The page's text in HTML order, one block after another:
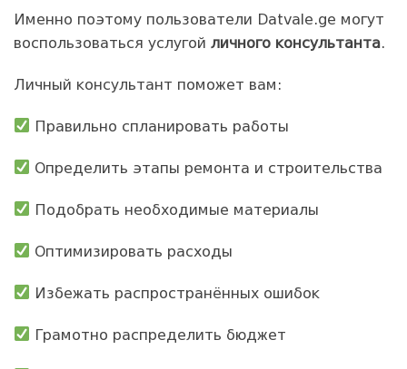
Именно поэтому пользователи Datvale.ge могут
воспользоваться услугой личного консультанта.
Личный консультант поможет вам:
Правильно спланировать работы
Определить этапы ремонта и строительства
Подобрать необходимые материалы
Оптимизировать расходы
Избежать распространённых ошибок
Грамотно распределить бюджет